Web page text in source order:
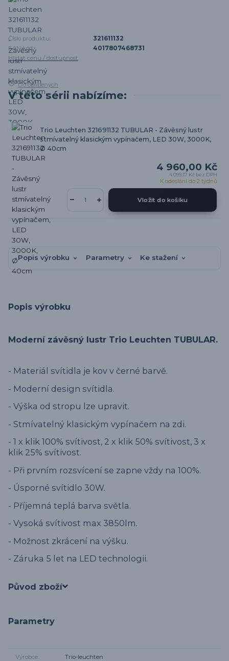
Číslo produktu:
321611132
EAN kód:
4017807468731
Hlídat cenu / dostupnost
Do oblíbených
V této sérii nabízíme:
Trio Leuchten 321691132 TUBULAR - Závěsný lustr
stmívatelný klasickým vypínačem, LED 30W, 3000K,
Ø 40cm
4 960,00 Kč
4 099,17 Kč bez DPH
K odeslání do 2 týdnů
Vložit do košíku
Popis výrobku Parametry Ke stažení
Popis výrobku
Moderní závěsný lustr Trio Leuchten TUBULAR.
- Materiál svítidla je kov v černé barvě.
- Moderní design svítidla.
- Výška od stropu lze upravit.
- Stmívatelný klasickým vypínačem na zdi.
- 1 x klik 100% svítivost, 2 x klik 50% svítivost, 3 x
klik 25% svítivost.
- Při prvním rozsvícení se zapne vždy na 100%.
- Úsporné svítidlo 30W.
- Příjemná teplá barva světla.
- Vysoká svítivost max 3850lm.
- Možnost zkrácení na výšku.
- Záruka 5 let na LED technologii.
Původ zboží
Parametry
Výrobce Trio-leuchten